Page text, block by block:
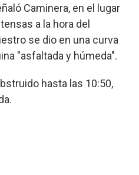
Caminera, en el lugar
a la hora del
se dio en una curva
"asfaltada y húmeda".
hasta las 10:50,